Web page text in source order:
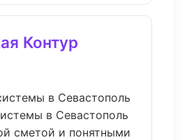
Контур
в Севастополь
в Севастополь
сметой и понятными